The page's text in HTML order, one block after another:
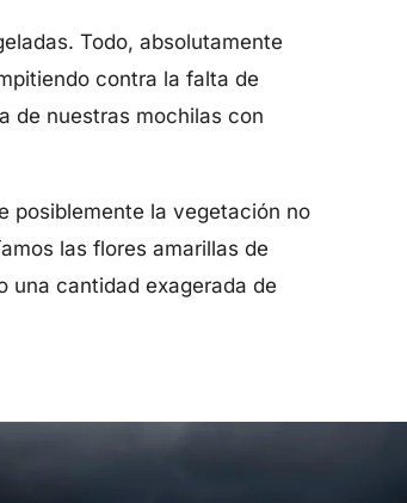
Todo, absolutamente
contra la falta de
de nuestras mochilas con
posiblemente la vegetación no
las flores amarillas de
una cantidad exagerada de